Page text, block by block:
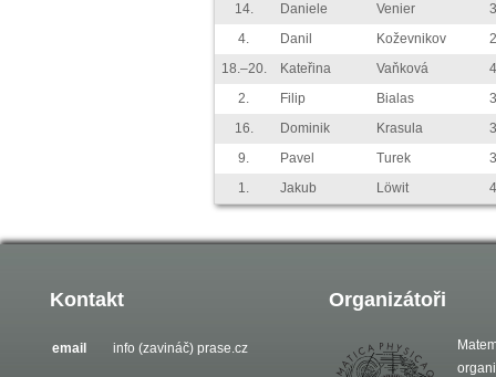
14.
Daniele Venier
3
4.
Danil Koževnikov
2
18.–20.
Kateřina Vaňková
4
2.
Filip Bialas
3
16.
Dominik Krasula
3
9.
Pavel Turek
3
1.
Jakub Löwit 4
Kontakt
email info (zavináč) prase.cz
Organizátoři